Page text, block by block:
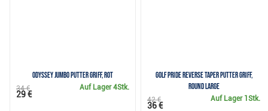
Odyssey Jumbo Putter Griff, rot
Auf Lager4Stk.
34 €
29 €
Golf Pride Reverse Taper Putter Griff,
Round Large
Auf Lager 1Stk.
42 €
36 €